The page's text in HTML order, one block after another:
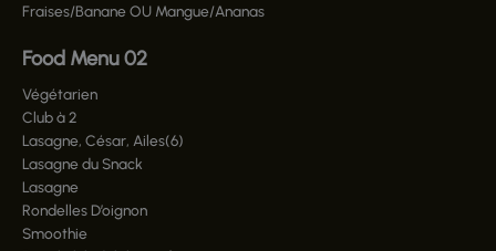
Fraises/Banane OU Mangue/Ananas
Food Menu 02
Végétarien
Club à 2
Lasagne, César, Ailes(6)
Lasagne du Snack
Lasagne
Rondelles D’oignon
Smoothie